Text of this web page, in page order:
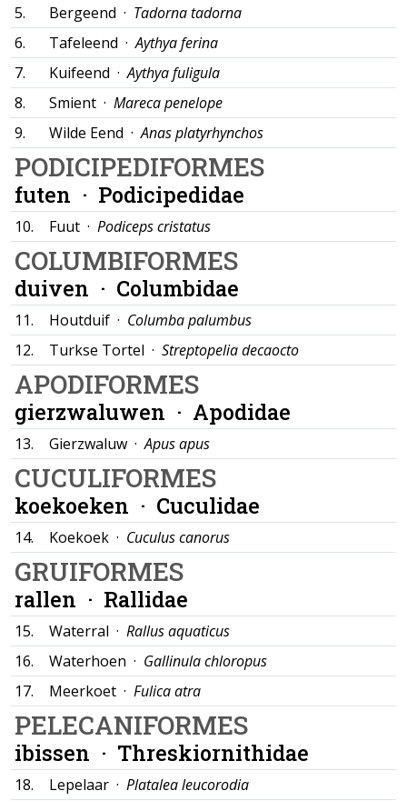
5.
Bergeend · Tadorna tadorna
6.
Tafeleend ·Aythya ferina
7.
Kuifeend ·Aythya fuligula
8.
Smient · Mareca penelope
9.
Wilde Eend ·Anas platyrhynchos
PODICIPEDIFORMES
futen · Podicipedidae
10. Fuut · Podiceps cristatus
COLUMBIFORMES
duiven · Columbidae
11. Houtduif · Columba palumbus
12.
Turkse Tortel · Streptopelia decaocto
APODIFORMES
gierzwaluwen · Apodidae
13. Gierzwaluw ·Apus apus
CUCULIFORMES
koekoeken · Cuculidae
14. Koekoek · Cuculus canorus
GRUIFORMES
rallen · Rallidae
15. Waterral · Rallus aquaticus
16.
Waterhoen · Gallinula chloropus
17.
Meerkoet · Fulica atra
PELECANIFORMES
ibissen · Threskiornithidae
18. Lepelaar · Platalea leucorodia